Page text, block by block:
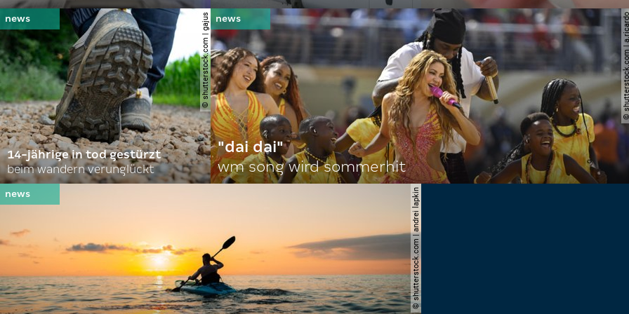
© shutterstock.com | gajus
14-jährige in tod gestürzt
beim wandern verunglückt
©
"dai dai"
wm song wird sommerhit
© shutterstock.com | andrei lapkin